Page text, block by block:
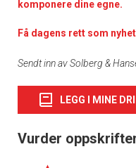
komponere dine egne.
Få dagens rett som
Sendt inn av Solberg &
LEGG I MINE
Vurder